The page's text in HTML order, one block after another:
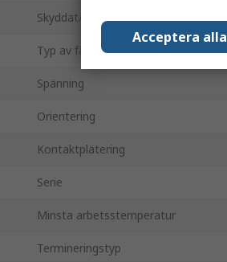
Skyddat/icke-skyddat
Typ av fäste
Spänning
Orientering
Kontaktplätering
Serie
Minsta arbetsstemperatur
Termineringstyp
Acceptera alla